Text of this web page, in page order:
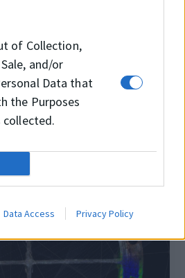
of Collection,
and/or
Data that
the Purposes
Data Access Privacy Policy
mesterséges
tud dolgozni a